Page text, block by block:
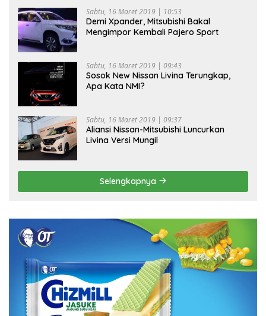
Sabtu, 16 Maret 2019 | 10:53
Demi Xpander, Mitsubishi Bakal
Mengimpor Kembali Pajero Sport
Sabtu, 16 Maret 2019 | 09:43
Sosok New Nissan Livina Terungkap,
Apa Kata NMI?
Sabtu, 16 Maret 2019 | 09:37
Aliansi Nissan-Mitsubishi Luncurkan
Livina Versi Mungil
Selengkapnya